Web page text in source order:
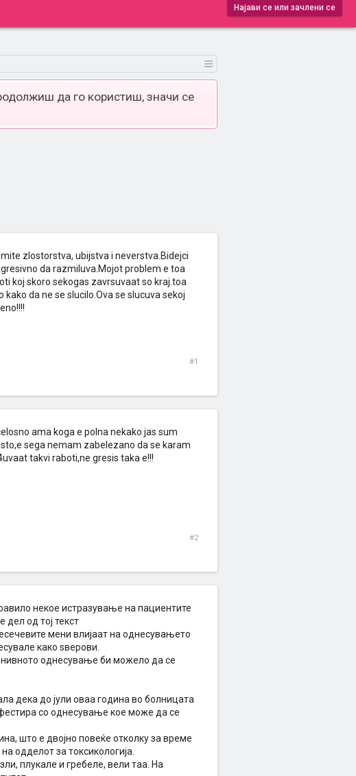
Најави се или зачлени се
да го користиш, значи се
zlostorstva, ubijstva i neverstva.Bidejci
da razmiluva.Mojot problem e toa
koj skoro sekogas zavrsuvaat so kraj.toa
da ne se slucilo.Ova se slucuva sekoj
#1
ama koga e polna nekako jas sum
sega nemam zabelezano da se karam
takvi raboti,ne gresis taka e!!!
#2
некое истразување на пациентите
од тој текст
мени влијаат на однесувањето
како ѕверови.
нивното однесување би можело да се
дека до јули оваа година во болницата
со однесување кое може да се
што е двојно повеќе отколку за време
одделот за токсикологија.
плукале и гребеле, вели таа. На